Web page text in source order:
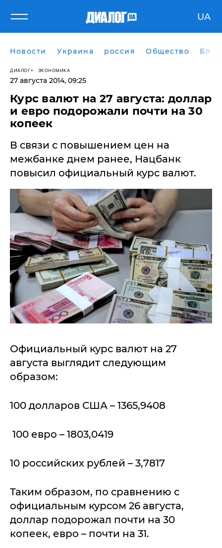
UA
Новости Украина россия Общество
ДИАЛОГ ЭКОНОМИКА
27 августа 2014, 09:25
Курс валют на 27 августа: доллар
и евро подорожали почти на 30
копеек
В связи с повышением цен на
межбанке днем ранее, Нацбанк
повысил официальный курс валют.
Официальный курс валют на 27
августа выглядит следующим
образом:
100 долларов США – 1365,9408
100 евро – 1803,0419
10 российских рублей – 3,7817
Таким образом, по сравнению с
официальным курсом 26 августа,
доллар подорожал почти на 30
копеек, евро – почти на 31.